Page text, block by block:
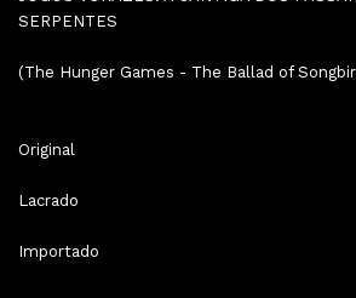
SERPENTES
(The Hunger Games - The Ballad of
Original
Lacrado
Importado